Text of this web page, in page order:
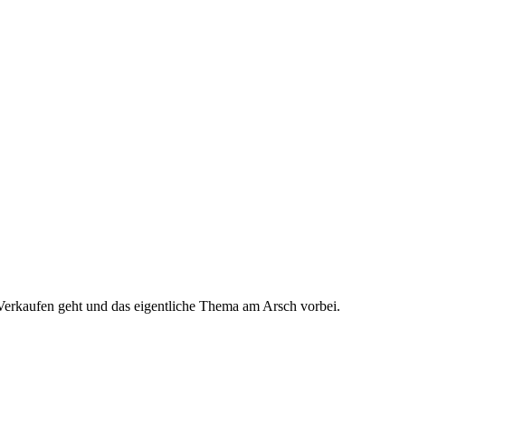
geht und das eigentliche Thema am Arsch vorbei.